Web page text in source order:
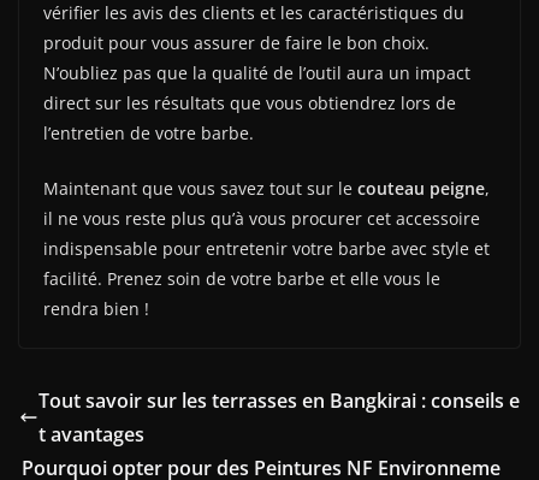
vérifier les avis des clients et les caractéristiques du
produit pour vous assurer de faire le bon choix.
N’oubliez pas que la qualité de l’outil aura un impact
direct sur les résultats que vous obtiendrez lors de
l’entretien de votre barbe.
Maintenant que vous savez tout sur le couteau peigne,
il ne vous reste plus qu’à vous procurer cet accessoire
indispensable pour entretenir votre barbe avec style et
facilité. Prenez soin de votre barbe et elle vous le
rendra bien !
Tout savoir sur les terrasses en Bangkirai : conseils e
t avantages
Pourquoi opter pour des Peintures NF Environneme